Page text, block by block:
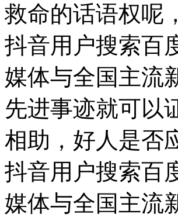
救命的话语权呢
抖音用户搜索百
媒体与全国主流
先进事迹就可以
相助，好人是否
抖音用户搜索百
媒体与全国主流